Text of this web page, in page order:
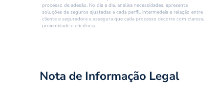
processo de adesão. No dia a dia, analisa necessidades, apresenta
soluções de seguros ajustadas a cada perfil, intermedeia a relação entre
cliente e seguradora e assegura que cada processo decorre com clareza,
proximidade e eficiência.
Nota de Informação Legal